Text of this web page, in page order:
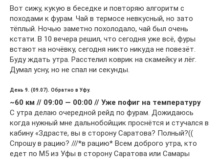
Вот сижу, кукую в беседке и повторяю алгоритм с
походами к фурам. Чай в термосе невкусный, но зато
тёплый. Ночью заметно похолодало, чай был очень
кстати. В 10 вечера решил, что сегодня уже всё, фуры
встают на ночёвку, сегодня никто никуда не повезёт.
Буду ждать утра. Расстелил коврик на скамейку и лёг.
Думал усну, но не спал ни секунды.
День 9. (09.07). Обратно в Уфу.
~60 км // 09:00 — 00:00 // Уже пофиг на температуру
С утра делаю очередной рейд по фурам. Дожидаюсь
когда нужный мне дальнобойщик проснётся и стучался в
кабину «Здрасте, вы в сторону Саратова? Полный?((
Спрошу в рацию? ///*в рацию* Всем доброго утра, кто
едет по М5 из Уфы в сторону Саратова или Самары